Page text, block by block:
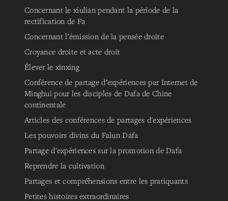
Concernant le xiulian pendant la période de la
rectification de Fa
Concernant l'émission de la pensée droite
Croyance droite et acte droit
Élever le xinxing
Conférence de partage d’expériences par Internet de
Minghui pour les disciples de Dafa de Chine
continentale
Articles des conférences de partages d'expériences
Les pouvoirs divins du Falun Dafa
Partage d'expériences sur la promotion de Dafa
Reprendre la cultivation
Partages et compréhensions entre les pratiquants
Petites histoires extraordinaires